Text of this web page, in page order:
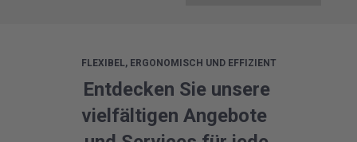
FLEXIBEL, ERGONOMISCH UND EFFIZIENT
Entdecken Sie unsere
vielfältigen Angebote